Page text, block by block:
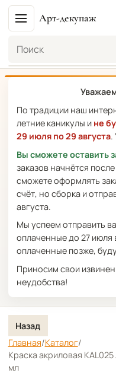
Арт-декупаж
По традиции наш
летние каникулы и не
29 июля по 29 августа.
Вы сможете оставить
заказов начнётся
сможете оформлять
счёт, но сборка и
августа.
Мы успеем отправить
оплаченные до 27 июля
оплаченные позже,
Приносим свои
неудобства!
Назад
Главная/Каталог/
Краска акриловая
мл